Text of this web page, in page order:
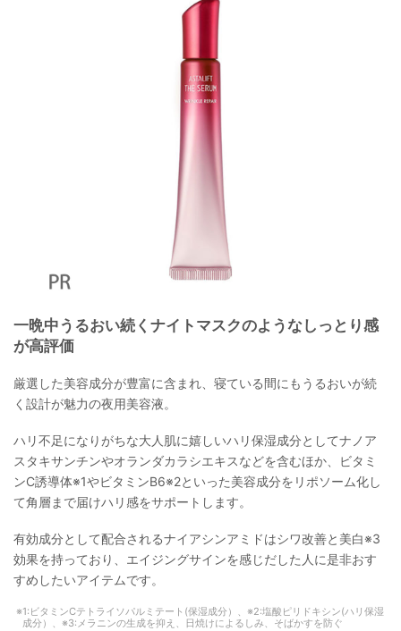
一晩中うるおい続くナイトマスクのようなしっとり感
が高評価
厳選した美容成分が豊富に含まれ、寝ている間にもうるおいが続
く設計が魅力の夜用美容液。
ハリ不足になりがちな大人肌に嬉しいハリ保湿成分としてナノア
スタキサンチンやオランダカラシエキスなどを含むほか、ビタミ
ンC誘導体※1やビタミンB6※2といった美容成分をリポソーム化し
て角層まで届けハリ感をサポートします。
有効成分として配合されるナイアシンアミドはシワ改善と美白※3
効果を持っており、エイジングサインを感じだした人に是非おす
すめしたいアイテムです。
1:ビタミンCテトライソパルミテート(保湿成分）、※2:塩酸ピリドキシン(ハリ保湿
成分）、※3:メラニンの生成を抑え、日焼けによるしみ、そばかすを防ぐ